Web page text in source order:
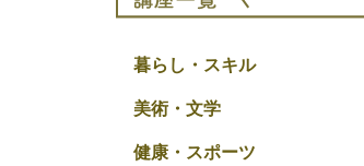
暮らし・スキル
美術・文学
健康・スポーツ